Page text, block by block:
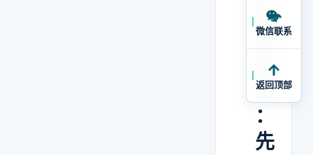
公
司
选
型
：
先
微信联系
返回顶部